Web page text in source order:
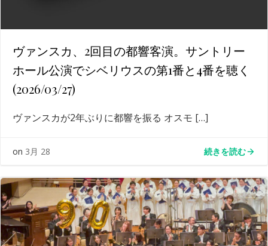
ヴァンスカ、2回目の都響客演。サントリー
ホール公演でシベリウスの第1番と4番を聴く
(2026/03/27)
ヴァンスカが2年ぶりに都響を振る オスモ […]
on 3月 28 続きを読む